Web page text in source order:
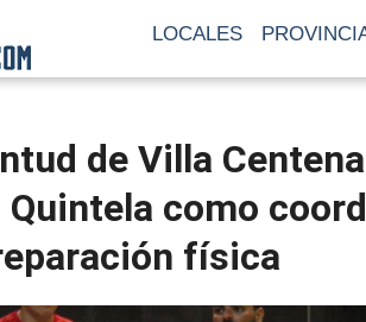
LOCALES
de Villa
Quintela como
física